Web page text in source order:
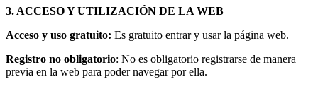
3. ACCESO Y UTILIZACIÓN DE LA WEB
Acceso y uso gratuito: Es gratuito entrar y usar la página web.
Registro no obligatorio: No es obligatorio registrarse de manera
previa en la web para poder navegar por ella.